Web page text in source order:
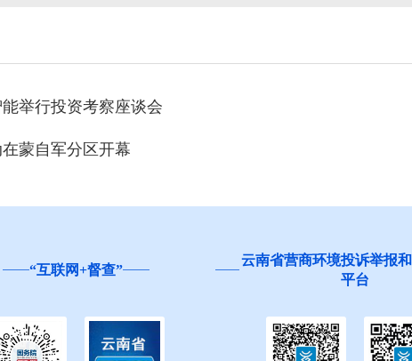
举行投资考察座谈会
蒙自军分区开幕
营商环境投诉举报和问卷调查
平台
红河州食品安全“你点我检
生”活动邀您参与